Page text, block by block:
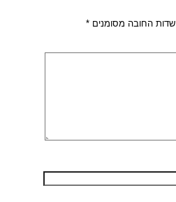
שדות החובה מסומנים *